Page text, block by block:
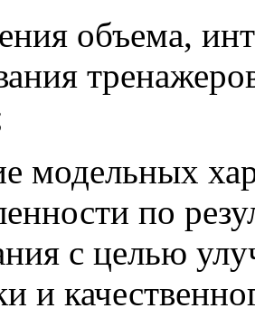
объема,
модельных
по
с целью
и